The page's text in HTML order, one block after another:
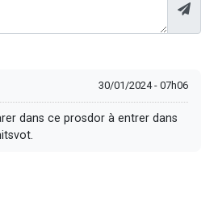
30/01/2024 - 07h06
dans ce prosdor à entrer dans